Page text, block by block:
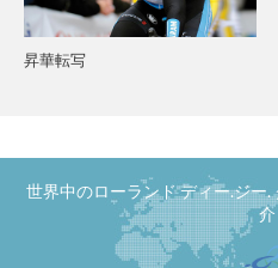
昇華転写
世界中のローランド ディー.ジー
介